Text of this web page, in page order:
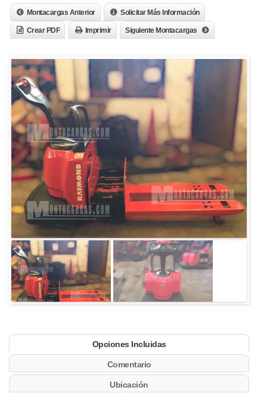
Montacargas Anterior Solicitar Más Información
Crear PDF Imprimir Siguiente Montacargas
Opciones Incluidas
Comentario
Ubicación